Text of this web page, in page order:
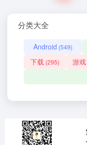
分类大全
Android (549)
下载 (295) 游戏